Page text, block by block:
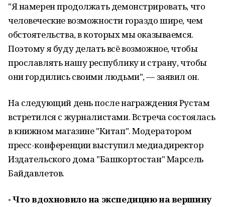
"Я намерен продолжать демонстрировать, что
человеческие возможности гораздо шире, чем
обстоятельства, в которых мы оказываемся.
Поэтому я буду делать всё возможное, чтобы
прославлять нашу республику и страну, чтобы
они гордились своими людьми", — заявил он.
На следующий день после награждения Рустам
встретился с журналистами. Встреча состоялась
в книжном магазине "Китап". Модератором
пресс-конференции выступил медиадиректор
Издательского дома "Башкортостан" Марсель
Байдавлетов.
- Что вдохновило на экспедицию на вершину